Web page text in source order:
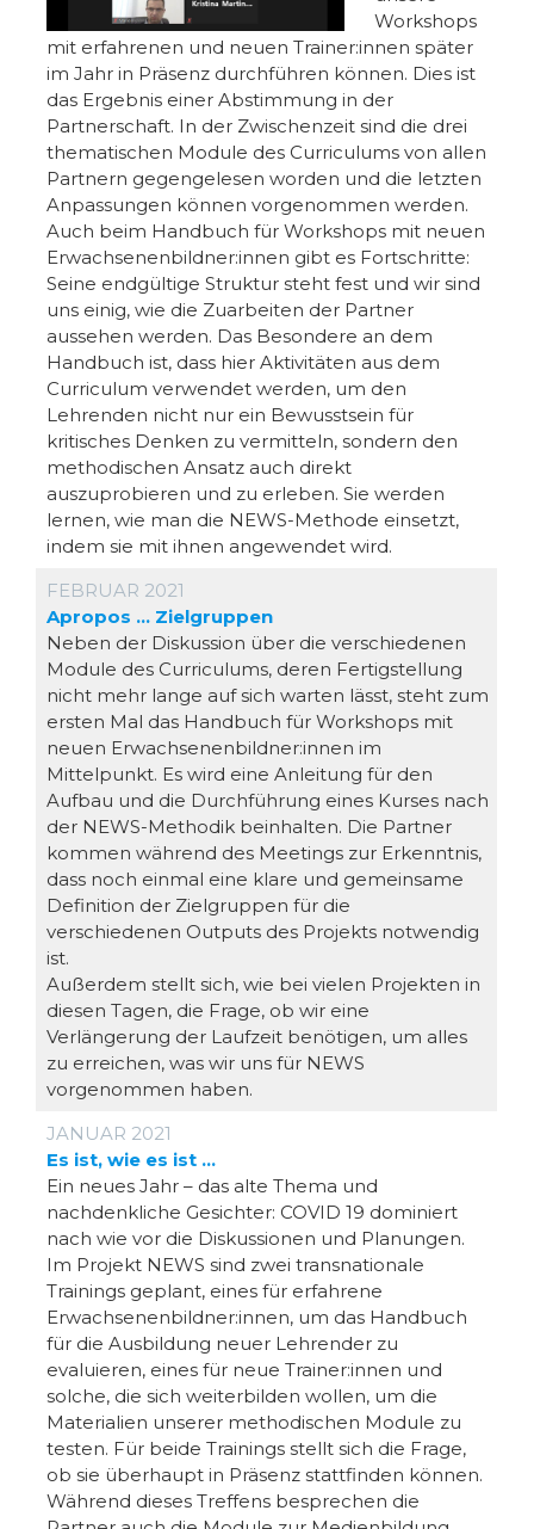
Workshops
mit erfahrenen und neuen Trainer:innen später
im Jahr in Präsenz durchführen können. Dies ist
das Ergebnis einer Abstimmung in der
Partnerschaft. In der Zwischenzeit sind die drei
thematischen Module des Curriculums von allen
Partnern gegengelesen worden und die letzten
Anpassungen können vorgenommen werden.
Auch beim Handbuch für Workshops mit neuen
Erwachsenenbildner:innen gibt es Fortschritte:
Seine endgültige Struktur steht fest und wir sind
uns einig, wie die Zuarbeiten der Partner
aussehen werden. Das Besondere an dem
Handbuch ist, dass hier Aktivitäten aus dem
Curriculum verwendet werden, um den
Lehrenden nicht nur ein Bewusstsein für
kritisches Denken zu vermitteln, sondern den
methodischen Ansatz auch direkt
auszuprobieren und zu erleben. Sie werden
lernen, wie man die NEWS-Methode einsetzt,
indem sie mit ihnen angewendet wird.
FEBRUAR 2021
Apropos … Zielgruppen
Neben der Diskussion über die verschiedenen
Module des Curriculums, deren Fertigstellung
nicht mehr lange auf sich warten lässt, steht zum
ersten Mal das Handbuch für Workshops mit
neuen Erwachsenenbildner:innen im
Mittelpunkt. Es wird eine Anleitung für den
Aufbau und die Durchführung eines Kurses nach
der NEWS-Methodik beinhalten. Die Partner
kommen während des Meetings zur Erkenntnis,
dass noch einmal eine klare und gemeinsame
Definition der Zielgruppen für die
verschiedenen Outputs des Projekts notwendig
ist.
Außerdem stellt sich, wie bei vielen Projekten in
diesen Tagen, die Frage, ob wir eine
Verlängerung der Laufzeit benötigen, um alles
zu erreichen, was wir uns für NEWS
vorgenommen haben.
JANUAR 2021
Es ist, wie es ist …
Ein neues Jahr – das alte Thema und
nachdenkliche Gesichter: COVID 19 dominiert
nach wie vor die Diskussionen und Planungen.
Im Projekt NEWS sind zwei transnationale
Trainings geplant, eines für erfahrene
Erwachsenenbildner:innen, um das Handbuch
für die Ausbildung neuer Lehrender zu
evaluieren, eines für neue Trainer:innen und
solche, die sich weiterbilden wollen, um die
Materialien unserer methodischen Module zu
testen. Für beide Trainings stellt sich die Frage,
ob sie überhaupt in Präsenz stattfinden können.
Während dieses Treffens besprechen die